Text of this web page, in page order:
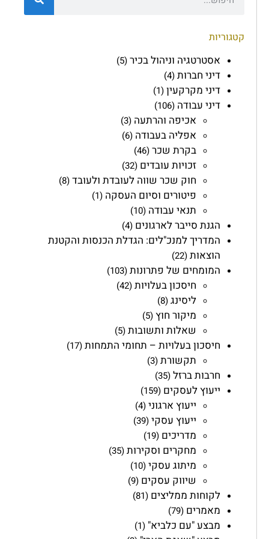
קטגוריות
אסטרטגיה וניהול בכיר(5)
דיני חברות(4)
דיני מקרקעין(1)
דיני עבודה (106)
אכיפה והרתעה (3)
אפליה בעבודה (6)
בקרת שכר(46)
זכויות עובדים (32)
חוק שכר שווה לעובדת ולעובד(8)
פיטורים וסיום העסקה (1)
תנאי עבודה (10)
הגנת סייבר לארגונים (4)
המדריך למנכ"לים: הגדלת הכנסות והקטנת
הוצאות(22)
המומחים של פתרונות(103)
חיסכון בעלויות(42)
ליסינג(8)
מיקור חוץ(5)
שאלות ותשובות(5)
חיסכון בעלויות – תחומי התמחות(17)
תקשורת(3)
חרבות ברזל(35)
ייעוץ לעסקים (159)
ייעוץ ארגוני(4)
ייעוץ עסקי(39)
מדריכים (19)
מחקרים וסקירות(35)
מיתוג עסקי(10)
שיווק עסקים (9)
לקוחות ממליצים (81)
מאמרים (79)
מבצע "עם כלביא" (1)